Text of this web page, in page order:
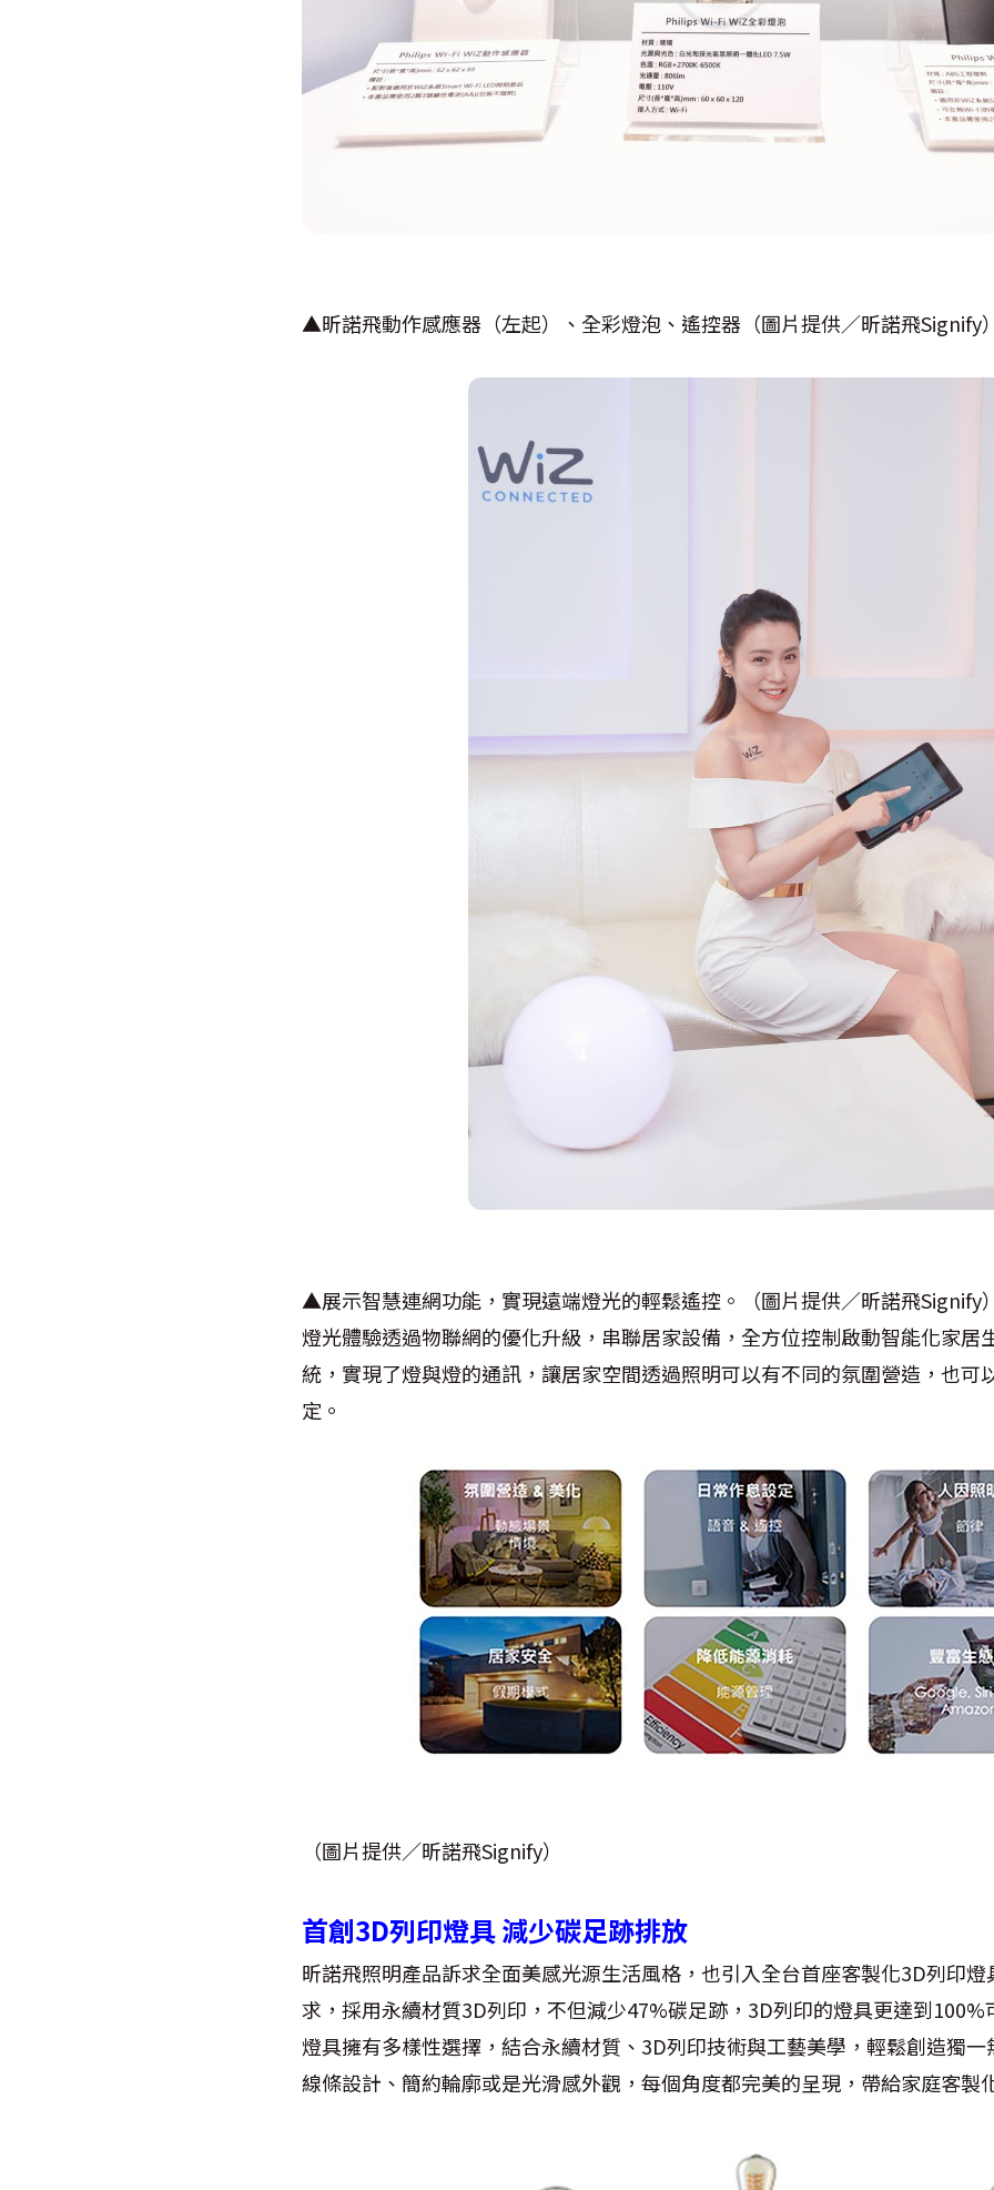
▲昕諾飛動作感應器（左起）、全彩燈泡、遙控器（圖片提供／昕諾飛Signify
▲展示智慧連網功能，實現遠端燈光的輕鬆遙控。（圖片提供／昕諾飛Signify
燈光體驗透過物聯網的優化升級，串聯居家設備，全方位控制啟動智能化家居
統，實現了燈與燈的通訊，讓居家空間透過照明可以有不同的氛圍營造，也可
定。
（圖片提供／昕諾飛Signify）
首創3D列印燈具 減少碳足跡排放
昕諾飛照明產品訴求全面美感光源生活風格，也引入全台首座客製化3D列印
求，採用永續材質3D列印，不但減少47%碳足跡，3D列印的燈具更達到
燈具擁有多樣性選擇，結合永續材質、3D列印技術與工藝美學，輕鬆創造獨
線條設計、簡約輪廓或是光滑感外觀，每個角度都完美的呈現，帶給家庭客製